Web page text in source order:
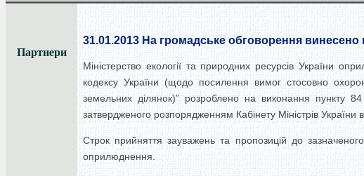
Партнери
31.01.2013 На громадське обговорення винесено
Міністерство екології та природних ресурсів України
кодексу України (щодо посилення вимог стосовно
земельних ділянок)” розроблено на виконання пункту
затвердженого розпорядженням Кабінету Міністрів
Строк прийняття зауважень та пропозицій до
оприлюднення.